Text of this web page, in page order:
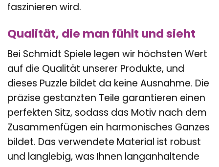
faszinieren wird.
Qualität, die man fühlt und sieht
Bei Schmidt Spiele legen wir höchsten Wert
auf die Qualität unserer Produkte, und
dieses Puzzle bildet da keine Ausnahme. Die
präzise gestanzten Teile garantieren einen
perfekten Sitz, sodass das Motiv nach dem
Zusammenfügen ein harmonisches Ganzes
bildet. Das verwendete Material ist robust
und langlebig, was Ihnen langanhaltende